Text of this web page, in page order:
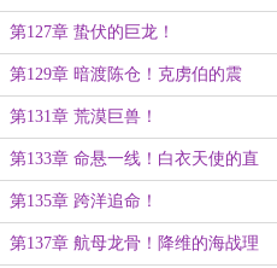
第127章 蛰伏的巨龙！
第129章 暗渡陈仓！克虏伯的震
撼！
第131章 荒漠巨兽！
第133章 命悬一线！白衣天使的直
觉！
第135章 跨洋追命！
第137章 航母龙骨！降维的海战理